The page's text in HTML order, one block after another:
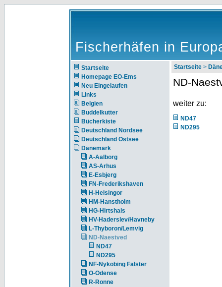
Fischerhäfen in
Startseite
Homepage EO-Ems
Neu Eingelaufen
Links
Belgien
Buddelkutter
Bücherkiste
Deutschland Nordsee
Deutschland Ostsee
Dänemark
A-Aalborg
AS-Arhus
E-Esbjerg
FN-Frederikshaven
H-Helsingor
HM-Hanstholm
HG-Hirtshals
HV-Haderslev/Havneby
L-Thyboron/Lemvig
ND-Naestved
ND47
ND295
NF-Nykobing Falster
O-Odense
R-Ronne
Startseite >
ND-
weiter zu:
ND47
ND295